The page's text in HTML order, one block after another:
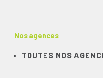
Nos agences
TOUTES NOS